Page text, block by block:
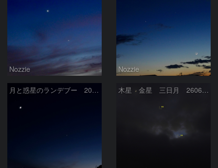
Nozzie Nozzie
月と惑星のランデブー 2026/06/19 木星 金星 三日月 260618